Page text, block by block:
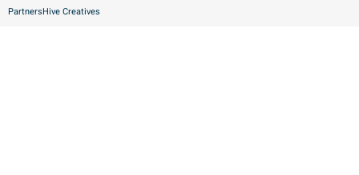
PartnersHive Creatives